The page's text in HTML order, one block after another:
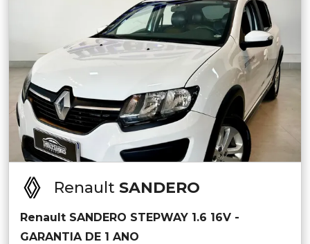
Renault SANDERO
Renault SANDERO STEPWAY 1.6 16V -
GARANTIA DE 1 ANO